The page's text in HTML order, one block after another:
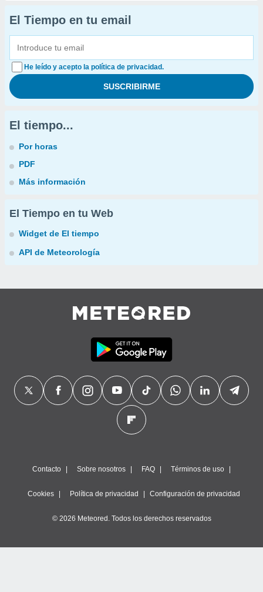
El Tiempo en tu email
He leído y acepto la política de privacidad.
El tiempo...
Por horas
PDF
Más información
El Tiempo en tu Web
Widget de El tiempo
API de Meteorología
Contacto Sobre nosotros FAQ Términos de uso
Cookies Política de privacidad Configuración de privacidad
© 2026 Meteored. Todos los derechos reservados